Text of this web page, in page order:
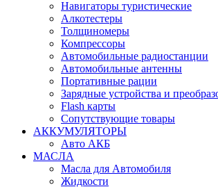
Навигаторы туристические
Алкотестеры
Толщиномеры
Компрессоры
Автомобильные радиостанции
Автомобильные антенны
Портативные рации
Зарядные устройства и
Flash карты
Сопутствующие товары
АККУМУЛЯТОРЫ
Авто АКБ
МАСЛА
Масла для Автомобиля
Жидкости